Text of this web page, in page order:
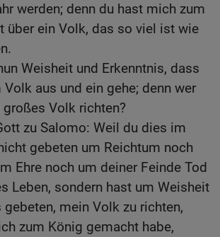
werden; denn du hast mich zum
über ein Volk, das so viel ist wie
Weisheit und Erkenntnis, dass
aus und ein gehe; denn wer
Volk richten?
zu Salomo: Weil du dies im
gebeten um Reichtum noch
Ehre noch um deiner Feinde Tod
Leben, sondern hast um Weisheit
gebeten, mein Volk zu richten,
zum König gemacht habe,